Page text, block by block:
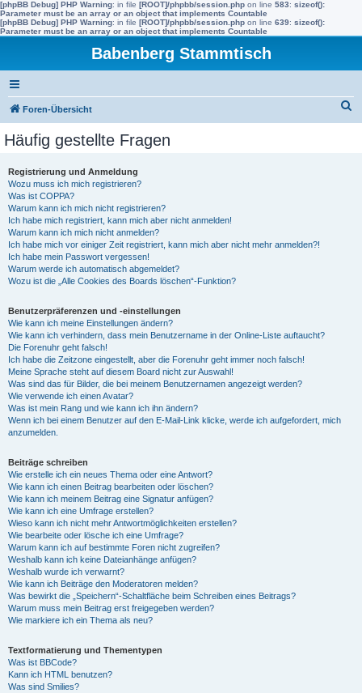
[phpBB Debug] PHP Warning: in file [ROOT]/phpbb/session.php on line 583: sizeof():
Parameter must be an array or an object that implements Countable
[phpBB Debug] PHP Warning: in file [ROOT]/phpbb/session.php on line 639: sizeof():
Parameter must be an array or an object that implements Countable
Babenberg Stammtisch
Foren-Übersicht
Häufig gestellte Fragen
Registrierung und Anmeldung
Wozu muss ich mich registrieren?
Was ist COPPA?
Warum kann ich mich nicht registrieren?
Ich habe mich registriert, kann mich aber nicht anmelden!
Warum kann ich mich nicht anmelden?
Ich habe mich vor einiger Zeit registriert, kann mich aber nicht mehr anmelden?!
Ich habe mein Passwort vergessen!
Warum werde ich automatisch abgemeldet?
Wozu ist die „Alle Cookies des Boards löschen“-Funktion?
Benutzerpräferenzen und -einstellungen
Wie kann ich meine Einstellungen ändern?
Wie kann ich verhindern, dass mein Benutzername in der Online-Liste auftaucht?
Die Forenuhr geht falsch!
Ich habe die Zeitzone eingestellt, aber die Forenuhr geht immer noch falsch!
Meine Sprache steht auf diesem Board nicht zur Auswahl!
Was sind das für Bilder, die bei meinem Benutzernamen angezeigt werden?
Wie verwende ich einen Avatar?
Was ist mein Rang und wie kann ich ihn ändern?
Wenn ich bei einem Benutzer auf den E-Mail-Link klicke, werde ich aufgefordert, mich
anzumelden.
Beiträge schreiben
Wie erstelle ich ein neues Thema oder eine Antwort?
Wie kann ich einen Beitrag bearbeiten oder löschen?
Wie kann ich meinem Beitrag eine Signatur anfügen?
Wie kann ich eine Umfrage erstellen?
Wieso kann ich nicht mehr Antwortmöglichkeiten erstellen?
Wie bearbeite oder lösche ich eine Umfrage?
Warum kann ich auf bestimmte Foren nicht zugreifen?
Weshalb kann ich keine Dateianhänge anfügen?
Weshalb wurde ich verwarnt?
Wie kann ich Beiträge den Moderatoren melden?
Was bewirkt die „Speichern“-Schaltfläche beim Schreiben eines Beitrags?
Warum muss mein Beitrag erst freigegeben werden?
Wie markiere ich ein Thema als neu?
Textformatierung und Thementypen
Was ist BBCode?
Kann ich HTML benutzen?
Was sind Smilies?